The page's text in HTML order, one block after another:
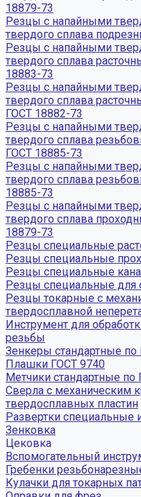
18879-73
Резцы с напайными
твердого сплава
Резцы с напайными
твердого сплава
18883-73
Резцы с напайными
твердого сплава
ГОСТ 18882-73
Резцы с напайными
твердого сплава
ГОСТ 18885-73
Резцы с напайными
твердого сплава
18885-73
Резцы с напайными
твердого сплава
18879-73
Резцы специальные
Резцы специальные
Резцы специальные
Резцы специальные для
Резцы токарные с
твердосплавной
Инструмент для
резьбы
Зенкеры стандартные
Плашки ГОСТ 9740
Метчики стандартные
Сверла с механическим
твердосплавных пластин
Развертки специальные
Зенковка
Цековка
Вспомогательный
Гребенки
Кулачки для токарных